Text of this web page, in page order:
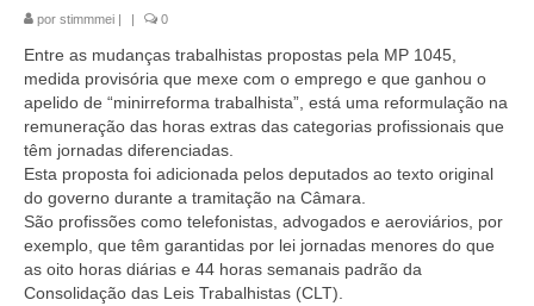
por stimmmei | | 0
Entre as mudanças trabalhistas propostas pela MP 1045,
medida provisória que mexe com o emprego e que ganhou o
apelido de “minirreforma trabalhista”, está uma reformulação na
remuneração das horas extras das categorias profissionais que
têm jornadas diferenciadas.
Esta proposta foi adicionada pelos deputados ao texto original
do governo durante a tramitação na Câmara.
São profissões como telefonistas, advogados e aeroviários, por
exemplo, que têm garantidas por lei jornadas menores do que
as oito horas diárias e 44 horas semanais padrão da
Consolidação das Leis Trabalhistas (CLT).